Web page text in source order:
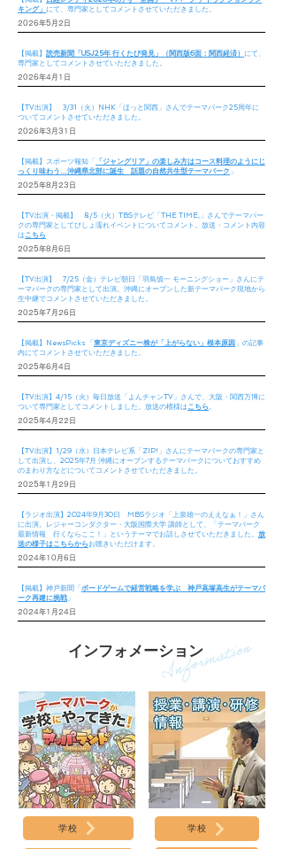
キング」 にて、専門家としてコメントさせていただきました。
2026年5月2日
【掲載】 読売新聞「USJ25年 行くたび発見」（関西版6面：関西経済） にて、
専門家としてコメントさせていただきました。
2026年4月1日
【TV出演】 3/31（火）NHK「ほっと関西」さんでテーマパーク25周年に
ついてコメントさせていただきました。
2026年3月31日
【掲載】スポーツ報知「 「ジャングリア」の楽しみ方はコース料理のようにじ
っくり味わう…沖縄県北部に誕生 話題の自然共生型テーマパーク 」
2025年8月23日
【TV出演・掲載】 8/5（火）TBSテレビ「THE TIME,」さんでテーマパー
クの専門家としてびしょ濡れイベントについてコメント。放送・コメント内容
は こちら
2025年8月6日
【TV出演】 7/25（金）テレビ朝日「羽鳥慎一 モーニングショー」さんにテ
ーマパークの専門家として出演。沖縄にオープンした新テーマパーク現地から
生中継でコメントさせていただきました。
2025年7月26日
【掲載】 NewsPicks 「東京ディズニー株が「上がらない」根本原因 」の記事
内にてコメントさせていただきました。
2025年6月4日
【TV出演】4/15（火）毎日放送「よんチャンTV」さんで、大阪・関西万博に
ついて専門家としてコメントしました。放送の模様は こちら 。
2025年4月22日
【TV出演】1/29（水）日本テレビ系「ZIP!」さんにテーマパークの専門家と
して出演し、2025年7月 沖縄にオープンするテーマパークについておすすめ
のまわり方などについてコメントさせていただきました。
2025年1月29日
【ラジオ出演】2024年9月30日 MBSラジオ「上泉雄一のええなぁ！」さん
に出演。 レジャーコンダクター・ 大阪国際大学 講師として、「テーマパーク
最新情報 行くならここ！」というテーマでお話しさせていただきました。 放
送の様子はこちらからお聴きいただけます。
2024年10月6日
【掲載】神戸新聞「ボードゲームで経営戦略を学ぶ 神戸高塚高生がテーマパ
ーク再建に挑戦 」
2024年1月24日
​インフォメーション
学校 学校